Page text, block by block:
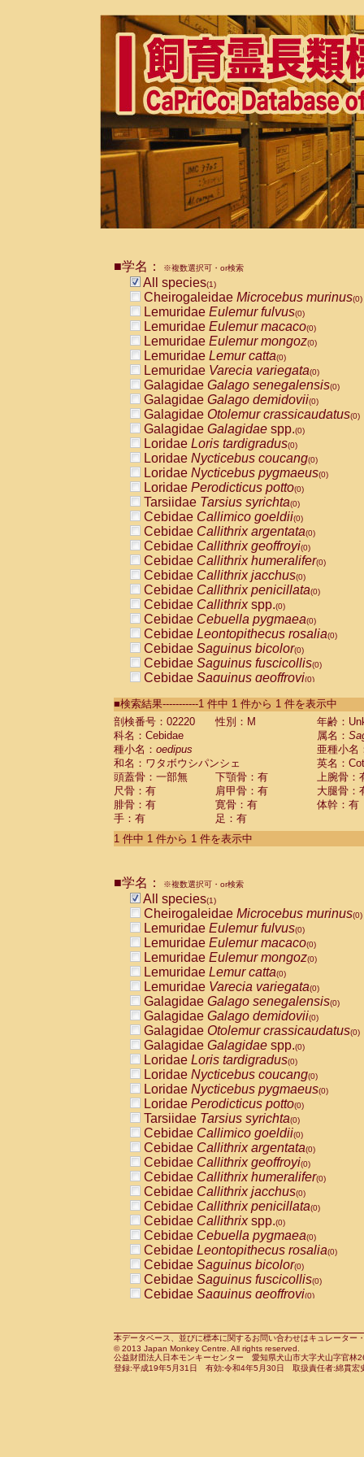
■学名： ※複数選択可・or検索
All species(1)
Cheirogaleidae Microcebus murinus(0)
Lemuridae Eulemur fulvus(0)
Lemuridae Eulemur macaco(0)
Lemuridae Eulemur mongoz(0)
Lemuridae Lemur catta(0)
Lemuridae Varecia variegata(0)
Galagidae Galago senegalensis(0)
Galagidae Galago demidovii(0)
Galagidae Otolemur crassicaudatus(0)
Galagidae Galagidae spp.(0)
Loridae Loris tardigradus(0)
Loridae Nycticebus coucang(0)
Loridae Nycticebus pygmaeus(0)
Loridae Perodicticus potto(0)
Tarsiidae Tarsius syrichta(0)
Cebidae Callimico goeldii(0)
Cebidae Callithrix argentata(0)
Cebidae Callithrix geoffroyi(0)
Cebidae Callithrix humeralifer(0)
Cebidae Callithrix jacchus(0)
Cebidae Callithrix penicillata(0)
Cebidae Callithrixspp.(0)
Cebidae Cebuella pygmaea(0)
Cebidae Leontopithecus rosalia(0)
Cebidae Saguinus bicolor(0)
Cebidae Saguinus fuscicollis(0)
Cebidae Saguinus geoffroyi(0)
CebidaeSaguinus labiatus(0)
Cebidae Saguinus leucopus (0)
Cebidae
Cebidae
CebidaeSaguinus nigricollis (0)
Cebidae Saguinus oedipus
Cebidae Saguinus weddelli
Cebidae Saguinusspp.
Cebidae Aotus trivirgatus
Cebidae Cebus albifrons
CebidaeCebus nigrivittatus
CebidaeCebus
CebidaeSaimiri boliviensis(0)
CebidaeSaimiri sciureus(0)
AtelidaeAlouatta caraya(0)
AtelidaeAlouatta fusca(0)
AtelidaeAlouatta seniculus
AtelidaeAlouattaspp.(0)
AtelidaeAteles belzebuth(0)
AtelidaeAteles geoffroyi(0)
AtelidaeAteles paniscus(0)
AtelidaeAtelesspp.(0)
Atelidae Lagothrix lagothricha
AtelidaeLagothrix lagothricha cana
PitheciidaeCacajao calvus
PitheciidaeCallicebus cupreus
PitheciidaeCallicebus donacophilus
PitheciidaeCallicebus moloch
PitheciidaeCallicebus torquatus
PitheciidaeCallicebusspp.(0)
PitheciidaeChiropotes satanas(0)
PitheciidaePithecia monachus
PitheciidaePithecia pithecia(0)
CercopithecidaeCercocebus agilis
CercopithecidaeCercocebus
CercopithecidaeCercocebus
CercopithecidaeCercocebus
CercopithecidaeCercocebus
CercopithecidaeCercocebushybrid
CercopithecidaePapio anubis(0)
CercopithecidaePapio cynocephalus
CercopithecidaePapio hamadryas(0)
■検索結果-----------1 件中 1 件から 1 件を表示中
剖検番号：02220
性別：M
年齢：
科名：Cebidae
属名：
種小名： oedipus
亜種小名
和名：ワタボウシパンシェ
英名：
頭蓋骨：一部無
下顎骨：有
上腕骨：
尺骨：有
肩甲骨：有
大腿骨：
腓骨：有
寛骨：有
体幹：有
手：有
足：有
1 件中 1 件から 1 件を表示中
■学名： ※複数選択可・or検索
All species(1)
Cheirogaleidae Microcebus murinus(0)
Lemuridae Eulemur fulvus(0)
Lemuridae Eulemur macaco(0)
Lemuridae Eulemur mongoz(0)
Lemuridae Lemur catta(0)
Lemuridae Varecia variegata(0)
Galagidae Galago senegalensis(0)
Galagidae Galago demidovii(0)
Galagidae Otolemur crassicaudatus(0)
Galagidae Galagidae spp.(0)
Loridae Loris tardigradus(0)
Loridae Nycticebus coucang(0)
Loridae Nycticebus pygmaeus(0)
Loridae Perodicticus potto(0)
Tarsiidae Tarsius syrichta(0)
Cebidae Callimico goeldii(0)
Cebidae Callithrix argentata(0)
Cebidae Callithrix geoffroyi(0)
Cebidae Callithrix humeralifer(0)
Cebidae Callithrix jacchus(0)
Cebidae Callithrix penicillata(0)
Cebidae Callithrixspp.(0)
Cebidae Cebuella pygmaea(0)
Cebidae Leontopithecus rosalia(0)
Cebidae Saguinus bicolor(0)
Cebidae Saguinus fuscicollis(0)
Cebidae Saguinus geoffroyi(0)
CebidaeSaguinus leucopus(0)
CebidaeSaguinus midas(0)
Cebidae Saguinus mystax(0)
本データベース、並びに標本に関するお問い合わせはキュレータ
© 2013 Japan Monkey Centre. All rights reserved.
公益財団法人日本モンキーセンター 愛知県犬山市大字犬山字官
登録:平成19年5月31日 有効:令和4年5月30日 取扱責任者:綿貫宏